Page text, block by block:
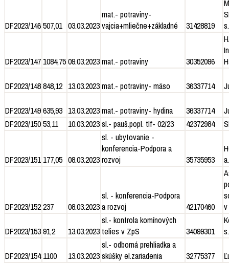
DF2023/146507,01 03.03.2023
mat.- potraviny-
vajcia+mliečne+základné
31428819
DF2023/147 1084,7509.03.2023mat.- potraviny 30352096
DF2023/148848,12 13.03.2023mat.- potraviny- mäso 36337714
DF2023/149635,93 13.03.2023mat.- potraviny- hydina 36337714
DF2023/15053,11 10.03.2023sl.- pauš.popl. tlf- 02/23 42372984
DF2023/151 177,05 08.03.2023
sl. - ubytovanie -
konferencia-Podpora a
rozvoj
35735953
DF2023/152237 08.03.2023
sl. - konferencia-Podpora
a rozvoj
42170460
DF2023/15391,2 13.03.2023
sl.- kontrola komínových
telies v ZpS
34099301
DF2023/154 1100 13.03.2023
sl.- odborná prehliadka a
skúšky el.zariadenia
32775377